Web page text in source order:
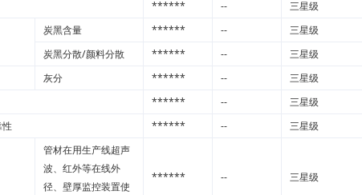
****** -- 三星级
炭黑含量 ****** --
三星级
炭黑分散/颜料分散
****** --
三星级
灰分 ****** --
三星级
****** --
三星级
****** -- 三星级
管材在用生产线超声
波、红外等在线外
径、壁厚监控装置使
****** -- 三星级